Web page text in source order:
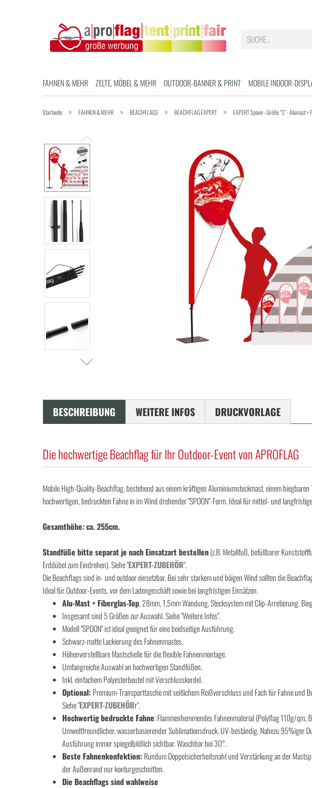
FAHNEN & MEHR ZELTE, MÖBEL & MEHR OUTDOOR-BANNER & PRINT MOBILE INDOOR-
Startseite » FAHNEN & MEHR » BEACHFLAGS » BEACHFLAG EXPERT » EXPERT Spoon - Größe "S" - Alumast +
BESCHREIBUNG WEITERE INFOS DRUCKVORLAGE
Die hochwertige Beachflag für Ihr Outdoor-Event von APROFLAG
Mobile High-Quality-Beachflag, bestehend aus einem kräftigen Aluminiumsteckmast, einem
hochwertigen, bedruckten Fahne in im Wind drehender "SPOON"-Form. Ideal für mittel- und
Gesamthöhe: ca. 255cm.
Standfüße bitte separat je nach Einsatzart bestellen(z.B. Metallfuß, befüllbarer
Erddübel zum Eindrehen). Siehe "EXPERT-ZUBEHÖR".
Die Beachflags sind in- und outdoor einsetzbar. Bei sehr starkem und böigen Wind sollten die
Ideal für Outdoor-Events, vor dem Ladengeschäft sowie bei langfristigen Einsätzen.
Alu-Mast + Fiberglas-Top, 28mm, 1,5mm Wandung, Stecksystem mit Clip-Arretierung.
Insgesamt sind 5 Größen zur Auswahl. Siehe "Weitere Infos".
Modell "SPOON" ist ideal geeignet für eine beidseitige Ausführung.
Schwarz-matte Lackierung des Fahnenmastes.
Höhenverstellbare Mastschelle für die flexible Fahnenmontage.
Umfangreiche Auswahl an hochwertigen Standfüßen.
Inkl. einfachem Polyesterbeutel mit Verschlusskordel.
Optional: Premium-Transporttasche mit seitlichem Reißverschluss und Fach für Fahne und
Siehe "EXPERT-ZUBEHÖRr".
Hochwertig bedruckte Fahne: Flammenhemmendes Fahnenmaterial (Polyflag 110g/qm,
Umweltfreundlicher, wasserbasierender Sublimationsdruck. UV-beständig. Nahezu 95%iger
Ausführung immer spiegelbildlich sichtbar. Waschbar bei 30°.
Beste Fahnenkonfektion: Rundum Doppelsicherheitsnaht und Verstärkung an der
der Außenrand nur konturgeschnitten.
Die Beachflags sind wahlweise